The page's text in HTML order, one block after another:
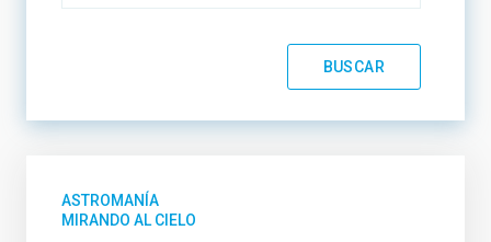
ASTROMANÍA
MIRANDO AL CIELO